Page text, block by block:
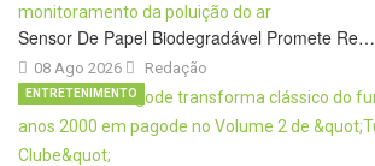
Sensor De Papel Biodegradável Promete Re…
08 Ago 2026 Redação
ENTRETENIMENTO